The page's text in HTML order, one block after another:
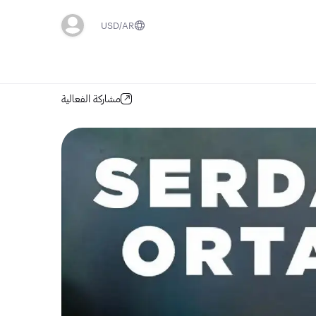
AR
USD
مشاركة الفعالية